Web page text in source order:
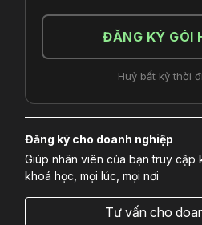
ĐĂNG KÝ GÓI
Huỷ bất kỳ thời
Đăng ký cho doanh nghiệp
Giúp nhân viên của bạn truy cập
khoá học, mọi lúc, mọi nơi
Tư vấn cho